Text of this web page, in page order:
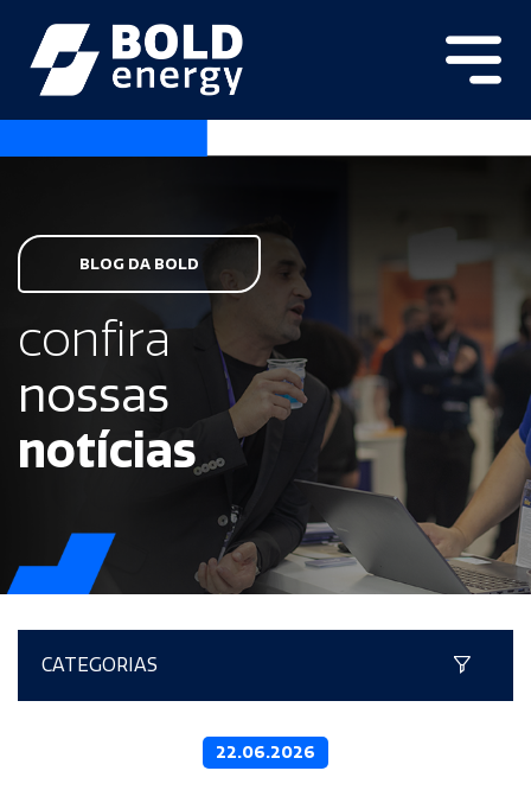
BLOG DA BOLD
confira
nossas
notícias
CATEGORIAS
22.06.2026